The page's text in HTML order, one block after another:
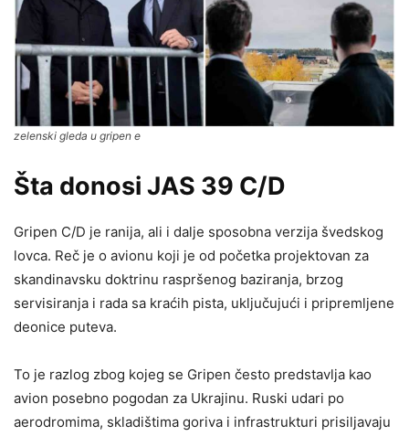
zelenski gleda u gripen e
Šta donosi JAS 39 C/D
Gripen C/D je ranija, ali i dalje sposobna verzija švedskog
lovca. Reč je o avionu koji je od početka projektovan za
skandinavsku doktrinu raspršenog baziranja, brzog
servisiranja i rada sa kraćih pista, uključujući i pripremljene
deonice puteva.
To je razlog zbog kojeg se Gripen često predstavlja kao
avion posebno pogodan za Ukrajinu. Ruski udari po
aerodromima, skladištima goriva i infrastrukturi prisiljavaju